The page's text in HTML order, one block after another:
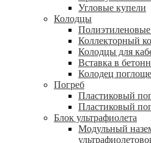
Угловые купели
Колодцы
Коллекторный
Колодцы для
Вставка в
Колодец
Погреб
Пластиковый
Пластиковый
Блок ультрафиолета
Модульный